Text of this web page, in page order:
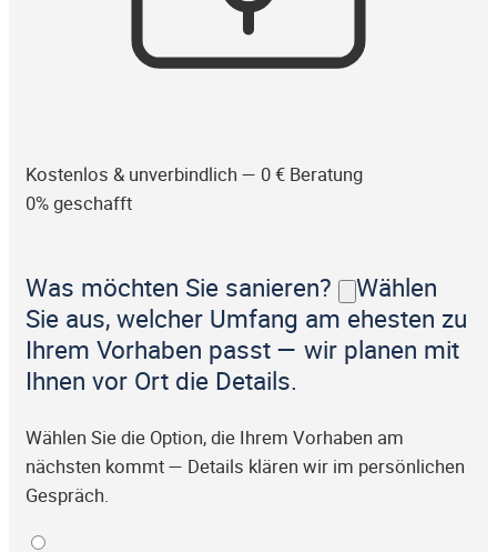
Kostenlos & unverbindlich — 0 € Beratung
0% geschafft
Was möchten Sie sanieren?
Wählen
Sie aus, welcher Umfang am ehesten zu
Ihrem Vorhaben passt — wir planen mit
Ihnen vor Ort die Details.
Wählen Sie die Option, die Ihrem Vorhaben am
nächsten kommt — Details klären wir im persönlichen
Gespräch.